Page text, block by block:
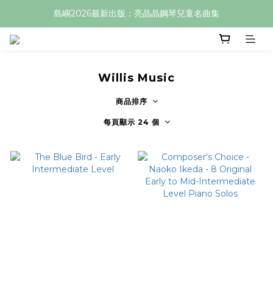
島嶼2026最新出版：亮晶晶鋼琴兒童名曲集
Willis Music
商品排序
每頁顯示 24 個